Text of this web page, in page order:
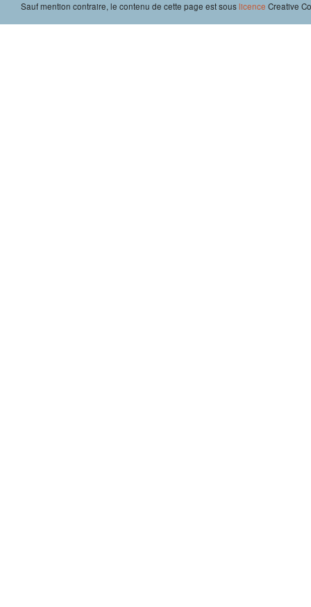
Sauf mention contraire, le contenu de cette page est souslicence Creative